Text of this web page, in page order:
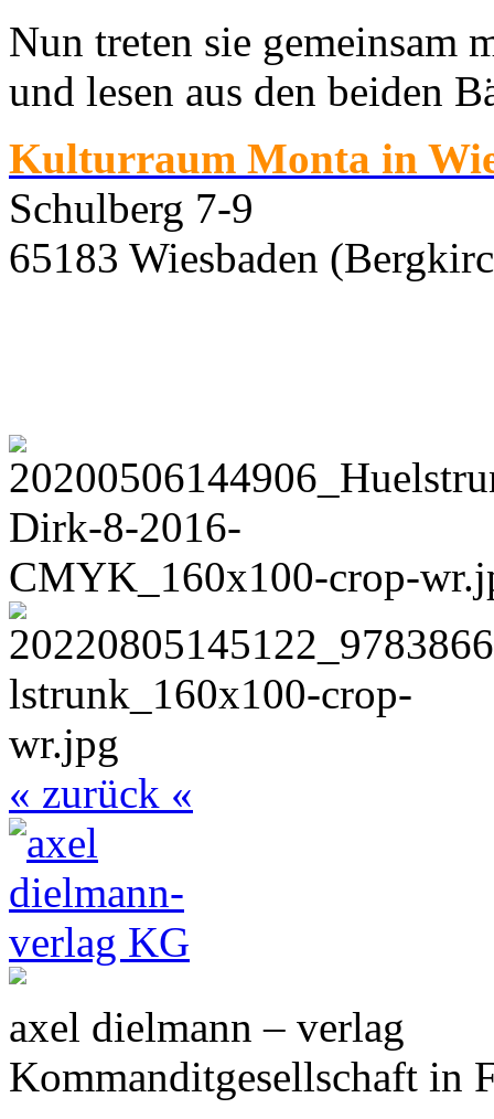
Nun treten sie gemeinsam
und lesen aus den beiden
Kulturraum Monta in
Schulberg 7-9
65183 Wiesbaden
« zurück «
axel dielmann – verlag
Kommanditgesellschaft in